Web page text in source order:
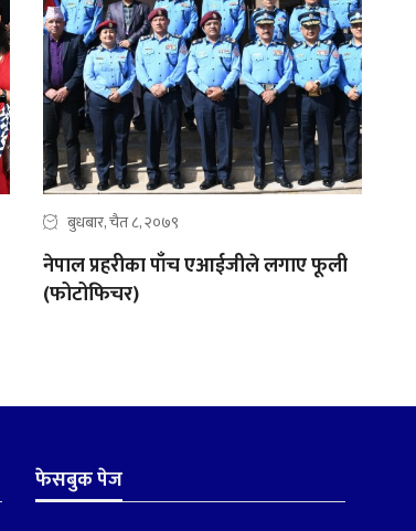
बुधबार, चैत ८, २०७९
नेपाल प्रहरीका पाँच एआईजीले लगाए फूली
(फोटोफिचर)
फेसबुक पेज